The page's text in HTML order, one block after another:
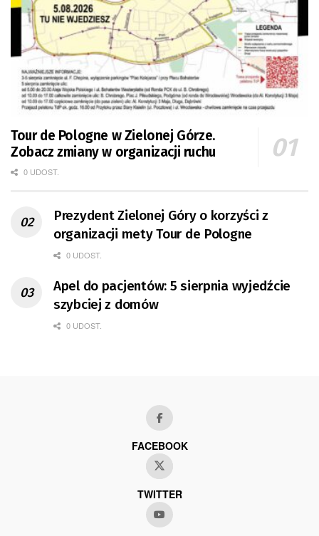
Tour de Pologne w Zielonej Górze.
Zobacz zmiany w organizacji ruchu
0 UDOST.
Prezydent Zielonej Góry o korzyści z
organizacji mety Tour de Pologne
0 UDOST.
Apel do pacjentów: 5 sierpnia wyjedźcie
szybciej z domów
0 UDOST.
FACEBOOK
TWITTER